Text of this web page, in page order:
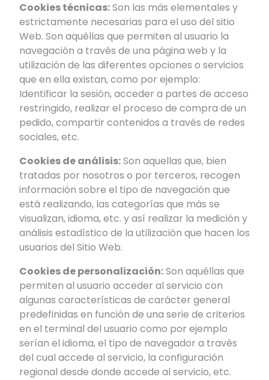
Cookies técnicas:Son las más elementales y
estrictamente necesarias para el uso del sitio
Web. Son aquéllas que permiten al usuario la
navegación a través de una página web y la
utilización de las diferentes opciones o servicios
que en ella existan, como por ejemplo:
Identificar la sesión, acceder a partes de acceso
restringido, realizar el proceso de compra de un
pedido, compartir contenidos a través de redes
sociales, etc.
Cookies de análisis:Son aquellas que, bien
tratadas por nosotros o por terceros, recogen
información sobre el tipo de navegación que
está realizando, las categorías que más se
visualizan, idioma, etc. y así realizar la medición y
análisis estadístico de la utilización que hacen los
usuarios del Sitio Web.
Cookies de personalización:Son aquéllas que
permiten al usuario acceder al servicio con
algunas características de carácter general
predefinidas en función de una serie de criterios
en el terminal del usuario como por ejemplo
serían el idioma, el tipo de navegador a través
del cual accede al servicio, la configuración
regional desde donde accede al servicio, etc.